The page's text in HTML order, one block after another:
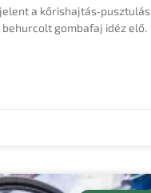
a kőrishajtás‑pusztulás
gombafaj idéz elő.